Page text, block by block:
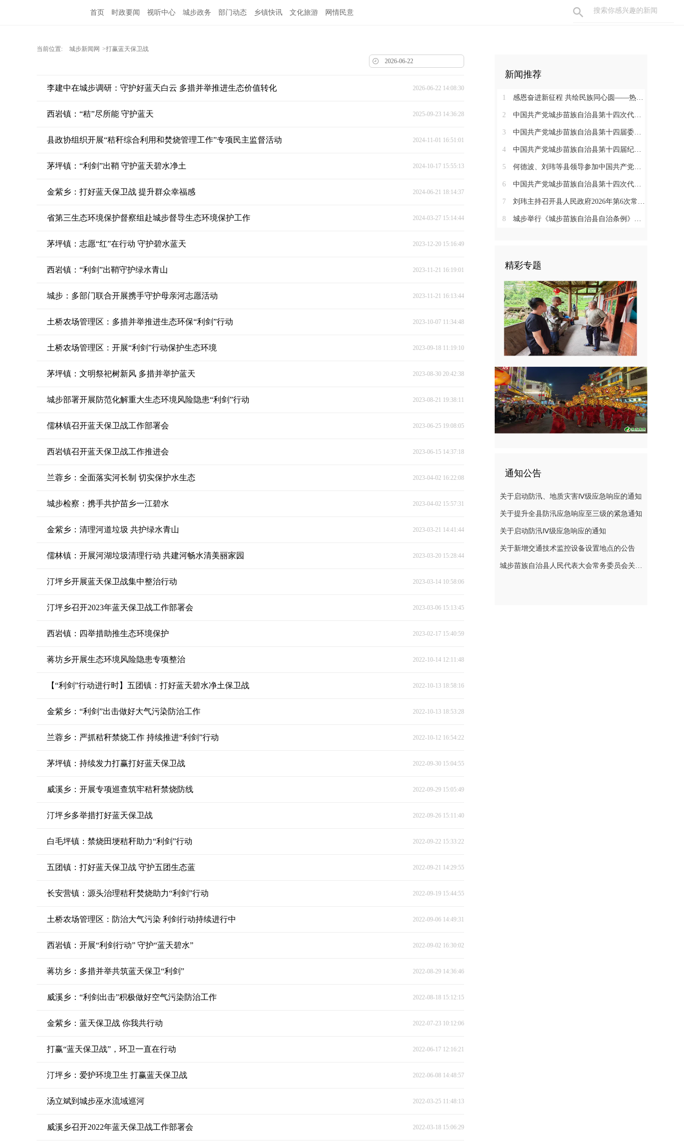
首页 时政要闻 视听中心 城步政务 部门动态 乡镇快讯 文化旅游 网情民意
当前位置: 城步新闻网 >打赢蓝天保卫战
李建中在城步调研：守护好蓝天白云 多措并举推进生态价值转化 2026-06-22 14:08:30
西岩镇：“秸”尽所能 守护蓝天 2025-09-23 14:36:28
县政协组织开展“秸秆综合利用和焚烧管理工作”专项民主监督活动 2024-11-01 16:51:01
茅坪镇：“利剑”出鞘 守护蓝天碧水净土 2024-10-17 15:55:13
金紫乡：打好蓝天保卫战 提升群众幸福感 2024-06-21 18:14:37
省第三生态环境保护督察组赴城步督导生态环境保护工作 2024-03-27 15:14:44
茅坪镇：志愿“红”在行动 守护碧水蓝天 2023-12-20 15:16:49
西岩镇：“利剑”出鞘守护绿水青山 2023-11-21 16:19:01
城步：多部门联合开展携手守护母亲河志愿活动 2023-11-21 16:13:44
土桥农场管理区：多措并举推进生态环保“利剑”行动 2023-10-07 11:34:48
土桥农场管理区：开展“利剑”行动保护生态环境 2023-09-18 11:19:10
茅坪镇：文明祭祀树新风 多措并举护蓝天 2023-08-30 20:42:38
城步部署开展防范化解重大生态环境风险隐患“利剑”行动 2023-08-21 19:38:11
儒林镇召开蓝天保卫战工作部署会 2023-06-25 19:08:05
西岩镇召开蓝天保卫战工作推进会 2023-06-15 14:37:18
兰蓉乡：全面落实河长制 切实保护水生态 2023-04-02 16:22:08
城步检察：携手共护苗乡一江碧水 2023-04-02 15:57:31
金紫乡：清理河道垃圾 共护绿水青山 2023-03-21 14:41:44
儒林镇：开展河湖垃圾清理行动 共建河畅水清美丽家园 2023-03-20 15:28:44
汀坪乡开展蓝天保卫战集中整治行动 2023-03-14 10:58:06
汀坪乡召开2023年蓝天保卫战工作部署会 2023-03-06 15:13:45
西岩镇：四举措助推生态环境保护 2023-02-17 15:40:59
蒋坊乡开展生态环境风险隐患专项整治 2022-10-14 12:11:48
【“利剑”行动进行时】五团镇：打好蓝天碧水净土保卫战 2022-10-13 18:58:16
金紫乡：“利剑”出击做好大气污染防治工作 2022-10-13 18:53:28
兰蓉乡：严抓秸秆禁烧工作 持续推进“利剑”行动 2022-10-12 16:54:22
茅坪镇：持续发力打赢打好蓝天保卫战 2022-09-30 15:04:55
威溪乡：开展专项巡查筑牢秸秆禁烧防线 2022-09-29 15:05:49
汀坪乡多举措打好蓝天保卫战 2022-09-26 15:11:40
白毛坪镇：禁烧田埂秸秆助力“利剑”行动 2022-09-22 15:33:22
五团镇：打好蓝天保卫战 守护五团生态蓝 2022-09-21 14:29:55
长安营镇：源头治理秸秆焚烧助力“利剑”行动 2022-09-19 15:44:55
土桥农场管理区：防治大气污染 利剑行动持续进行中 2022-09-06 14:49:31
西岩镇：开展“利剑行动” 守护“蓝天碧水” 2022-09-02 16:30:02
蒋坊乡：多措并举共筑蓝天保卫“利剑” 2022-08-29 14:36:46
威溪乡：“利剑出击”积极做好空气污染防治工作 2022-08-18 15:12:15
金紫乡：蓝天保卫战 你我共行动 2022-07-23 10:12:06
打赢“蓝天保卫战”，环卫一直在行动 2022-06-17 12:16:21
汀坪乡：爱护环境卫生 打赢蓝天保卫战 2022-06-08 14:48:57
汤立斌到城步巫水流域巡河 2022-03-25 11:48:13
威溪乡召开2022年蓝天保卫战工作部署会 2022-03-18 15:06:29
新闻推荐
1 感恩奋进新征程 共绘民族同心圆——热烈庆祝城步苗族自治县成立70周年
2 中国共产党城步苗族自治县第十四次代表大会胜利闭幕
3 中国共产党城步苗族自治县第十四届委员会举行第一次全体会议
4 中国共产党城步苗族自治县第十四届纪律检查委员会召开第一次全体会议
5 何德波、刘玮等县领导参加中国共产党城步苗族自治县第十四次代表大会代表团讨论
6 中国共产党城步苗族自治县第十四次代表大会开幕
7 刘玮主持召开县人民政府2026年第6次常务会议
8 城步举行《城步苗族自治县自治条例》颁布实施启动仪式
精彩专题
通知公告
关于启动防汛、地质灾害Ⅳ级应急响应的通知
关于提升全县防汛应急响应至三级的紧急通知
关于启动防汛Ⅳ级应急响应的通知
关于新增交通技术监控设备设置地点的公告
城步苗族自治县人民代表大会常务委员会关于刘玮副县长为城步苗族自治县人民政府代理县长的决定